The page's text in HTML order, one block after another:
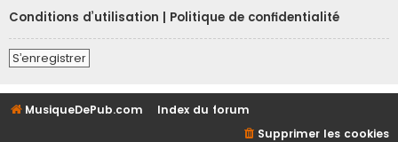
Conditions d’utilisation
Politique de confidentialité
S’enregistrer
MusiqueDePub.com
Index du forum
Supprimer les cookies